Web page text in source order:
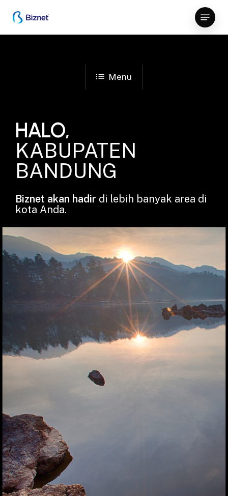
main
Menu
Menu
HALO,
KABUPATEN
BANDUNG
Biznet akan hadir di lebih banyak area di
kota Anda.